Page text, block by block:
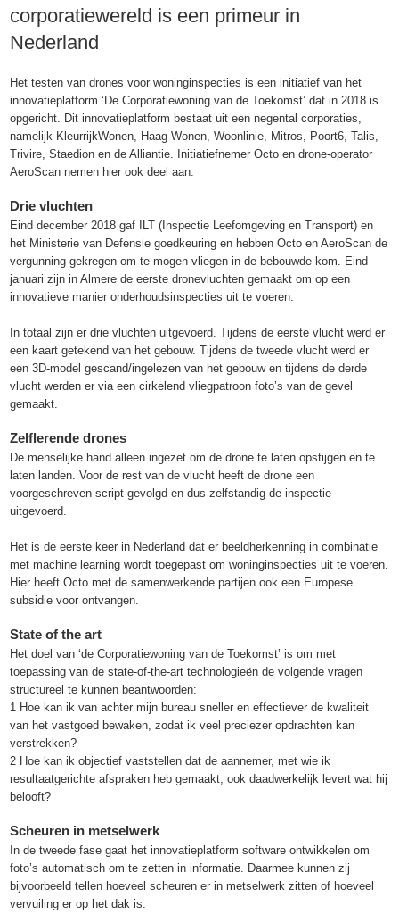
corporatiewereld is een primeur in
Nederland
Het testen van drones voor woninginspecties is een initiatief van het
innovatieplatform ‘De Corporatiewoning van de Toekomst’ dat in 2018 is
opgericht. Dit innovatieplatform bestaat uit een negental corporaties,
namelijk KleurrijkWonen, Haag Wonen, Woonlinie, Mitros, Poort6, Talis,
Trivire, Staedion en de Alliantie. Initiatiefnemer Octo en drone-operator
AeroScan nemen hier ook deel aan.
Drie vluchten
Eind december 2018 gaf ILT (Inspectie Leefomgeving en Transport) en
het Ministerie van Defensie goedkeuring en hebben Octo en AeroScan de
vergunning gekregen om te mogen vliegen in de bebouwde kom. Eind
januari zijn in Almere de eerste dronevluchten gemaakt om op een
innovatieve manier onderhoudsinspecties uit te voeren.
In totaal zijn er drie vluchten uitgevoerd. Tijdens de eerste vlucht werd er
een kaart getekend van het gebouw. Tijdens de tweede vlucht werd er
een 3D-model gescand/ingelezen van het gebouw en tijdens de derde
vlucht werden er via een cirkelend vliegpatroon foto’s van de gevel
gemaakt.
Zelflerende drones
De menselijke hand alleen ingezet om de drone te laten opstijgen en te
laten landen. Voor de rest van de vlucht heeft de drone een
voorgeschreven script gevolgd en dus zelfstandig de inspectie
uitgevoerd.
Het is de eerste keer in Nederland dat er beeldherkenning in combinatie
met machine learning wordt toegepast om woninginspecties uit te voeren.
Hier heeft Octo met de samenwerkende partijen ook een Europese
subsidie voor ontvangen.
State of the art
Het doel van ‘de Corporatiewoning van de Toekomst’ is om met
toepassing van de state-of-the-art technologieën de volgende vragen
structureel te kunnen beantwoorden:
1 Hoe kan ik van achter mijn bureau sneller en effectiever de kwaliteit
van het vastgoed bewaken, zodat ik veel preciezer opdrachten kan
verstrekken?
2 Hoe kan ik objectief vaststellen dat de aannemer, met wie ik
resultaatgerichte afspraken heb gemaakt, ook daadwerkelijk levert wat hij
belooft?
Scheuren in metselwerk
In de tweede fase gaat het innovatieplatform software ontwikkelen om
foto’s automatisch om te zetten in informatie. Daarmee kunnen zij
bijvoorbeeld tellen hoeveel scheuren er in metselwerk zitten of hoeveel
vervuiling er op het dak is.